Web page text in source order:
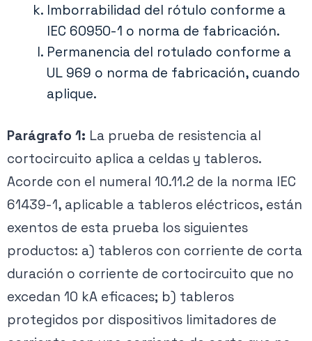
Imborrabilidad del rótulo conforme a
IEC 60950-1 o norma de fabricación.
Permanencia del rotulado conforme a
UL 969 o norma de fabricación, cuando
aplique.
Parágrafo 1: La prueba de resistencia al
cortocircuito aplica a celdas y tableros.
Acorde con el numeral 10.11.2 de la norma IEC
61439-1, aplicable a tableros eléctricos, están
exentos de esta prueba los siguientes
productos: a) tableros con corriente de corta
duración o corriente de cortocircuito que no
excedan 10 kA eficaces; b) tableros
protegidos por dispositivos limitadores de